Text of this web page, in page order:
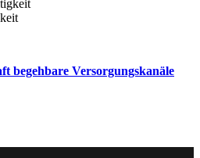
be­geh­bare Ver­sorg­ungs­kanäle